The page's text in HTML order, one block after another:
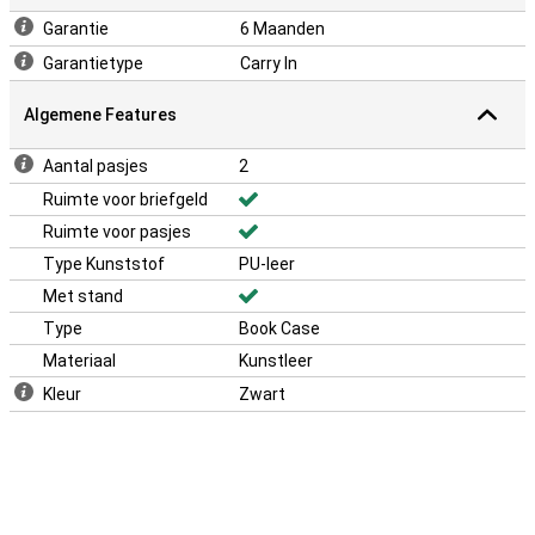
gemaakt van kunstleer en maakt daardoor geen gebruik van
dierlijke materialen.
Garantie
6 Maanden
Garantietype
Carry In
Algemene Features
Aantal pasjes
2
Ruimte voor briefgeld
Ruimte voor pasjes
Type Kunststof
PU-leer
Met stand
Type
Book Case
Materiaal
Kunstleer
Kleur
Zwart